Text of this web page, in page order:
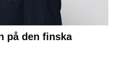
på den finska